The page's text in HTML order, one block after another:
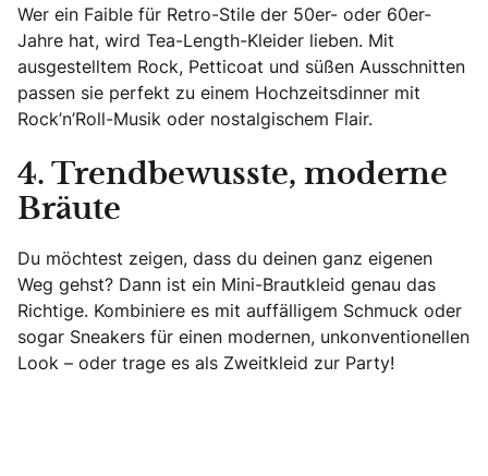
Wer ein Faible für Retro-Stile der 50er- oder 60er-
Jahre hat, wird Tea-Length-Kleider lieben. Mit
ausgestelltem Rock, Petticoat und süßen Ausschnitten
passen sie perfekt zu einem Hochzeitsdinner mit
Rock’n’Roll-Musik oder nostalgischem Flair.
4. Trendbewusste, moderne
Bräute
Du möchtest zeigen, dass du deinen ganz eigenen
Weg gehst? Dann ist ein Mini-Brautkleid genau das
Richtige. Kombiniere es mit auffälligem Schmuck oder
sogar Sneakers für einen modernen, unkonventionellen
Look – oder trage es als Zweitkleid zur Party!